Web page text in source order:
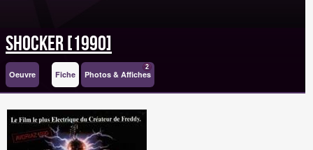
Shocker [1990]
Oeuvre Fiche Photos & Affiches
2